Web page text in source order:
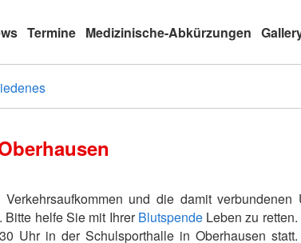
Termine Medizinische-Abkürzungen
und die damit verbundenen
Bitte helfe Sie mit IhrerBlutspendeLeben zu retten.
Uhr in der Schulsporthalle in Oberhausen